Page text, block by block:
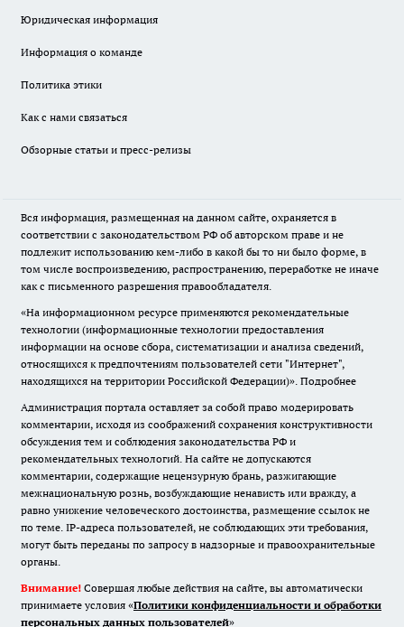
Юридическая информация
Информация о команде
Политика этики
Как с нами связаться
Обзорные статьи и пресс-релизы
Вся информация, размещенная на данном сайте, охраняется в
соответствии с законодательством РФ об авторском праве и не
подлежит использованию кем-либо в какой бы то ни было форме, в
том числе воспроизведению, распространению, переработке не иначе
как с письменного разрешения правообладателя.
«На информационном ресурсе применяются рекомендательные
технологии (информационные технологии предоставления
информации на основе сбора, систематизации и анализа сведений,
относящихся к предпочтениям пользователей сети "Интернет",
находящихся на территории Российской Федерации)». Подробнее
Администрация портала оставляет за собой право модерировать
комментарии, исходя из соображений сохранения конструктивности
обсуждения тем и соблюдения законодательства РФ и
рекомендательных технологий. На сайте не допускаются
комментарии, содержащие нецензурную брань, разжигающие
межнациональную рознь, возбуждающие ненависть или вражду, а
равно унижение человеческого достоинства, размещение ссылок не
по теме. IP-адреса пользователей, не соблюдающих эти требования,
могут быть переданы по запросу в надзорные и правоохранительные
органы.
Внимание! Совершая любые действия на сайте, вы автоматически
принимаете условия «Политики конфиденциальности и обработки
персональных данных пользователей»